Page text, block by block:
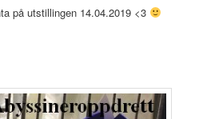
på utstillingen 14.04.2019 <3